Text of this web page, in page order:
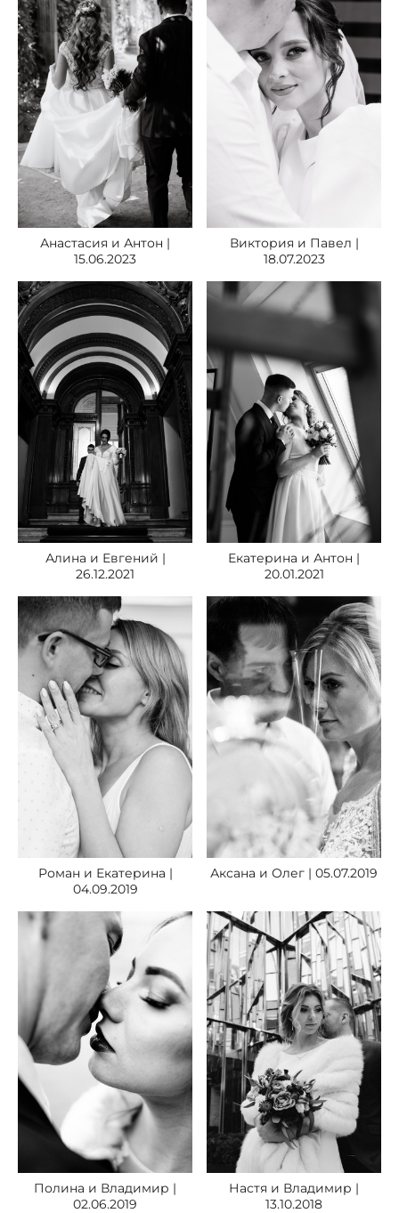
Анастасия и Антон |
15.06.2023
Виктория и Павел |
18.07.2023
Алина и Евгений |
26.12.2021
Екатерина и Антон |
20.01.2021
Роман и Екатерина |
04.09.2019
Аксана и Олег | 05.07.2019
Полина и Владимир |
02.06.2019
Настя и Владимир |
13.10.2018